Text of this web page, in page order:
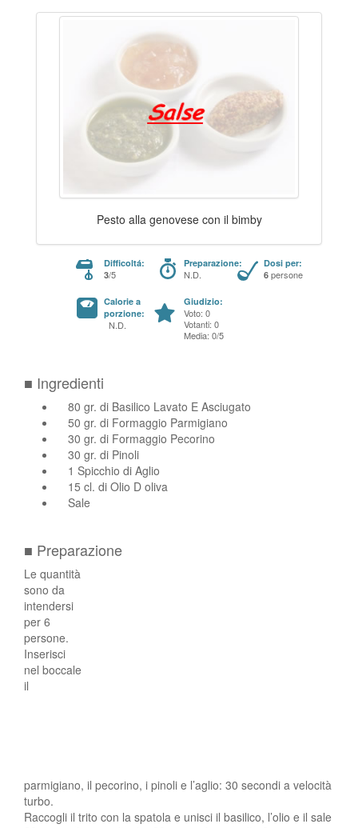
Pesto alla genovese con il bimby
Difficoltá:
3/5
Preparazione:
N.D.
Dosi per:
6 persone
Calorie a
porzione:
N.D.
Giudizio:
Voto: 0
Votanti: 0
Media: 0/5
■ Ingredienti
80 gr. di Basilico Lavato E Asciugato
50 gr. di Formaggio Parmigiano
30 gr. di Formaggio Pecorino
30 gr. di Pinoli
1 Spicchio di Aglio
15 cl. di Olio D oliva
Sale
■ Preparazione
Le quantità
sono da
intendersi
per 6
persone.
Inserisci
nel boccale
il
parmigiano, il pecorino, i pinoli e l’aglio: 30 secondi a velocità
turbo.
Raccogli il trito con la spatola e unisci il basilico, l’olio e il sale